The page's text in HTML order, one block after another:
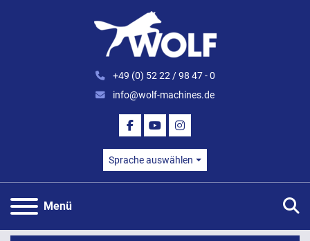
+49 (0) 52 22 / 98 47 - 0
info@wolf-machines.de
FACEBOOK
YOUTUBEINSTAGRAM
Sprache auswählen
Menü